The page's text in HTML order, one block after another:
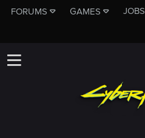
FORUMS GAMES JOBS